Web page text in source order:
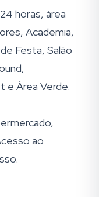
horas, área
Academia,
Festa, Salão
e Área Verde.
ao